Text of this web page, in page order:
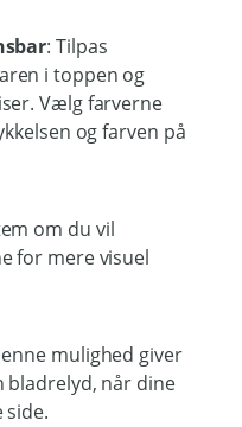
: Tilpas
i toppen og
Vælg farverne
og farven på
om du vil
for mere visuel
mulighed giver
bladrelyd, når dine